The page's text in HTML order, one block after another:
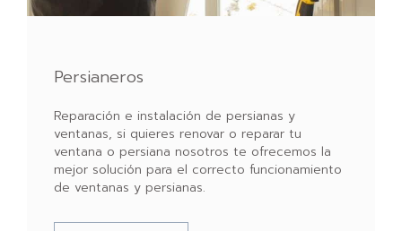
Persianeros
Reparación e instalación de persianas y
ventanas, si quieres renovar o reparar tu
ventana o persiana nosotros te ofrecemos la
mejor solución para el correcto funcionamiento
de ventanas y persianas.